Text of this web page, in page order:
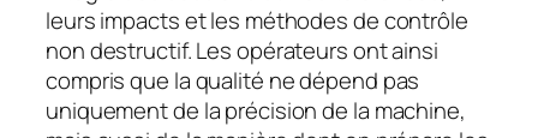
leurs impacts et les méthodes de contrôle
non destructif. Les opérateurs ont ainsi
compris que la qualité ne dépend pas
uniquement de la précision de la machine,